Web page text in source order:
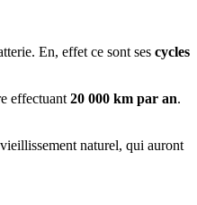
En, effet ce sont ses cycles
effectuant 20 000 km par an.
naturel, qui auront